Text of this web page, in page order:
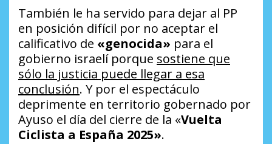
También le ha servido para dejar al PP
en posición difícil por no aceptar el
calificativo de «genocida» para el
gobierno israelí porque sostiene que
sólo la justicia puede llegar a esa
conclusión. Y por el espectáculo
deprimente en territorio gobernado por
Ayuso el día del cierre de la «Vuelta
Ciclista a España 2025».